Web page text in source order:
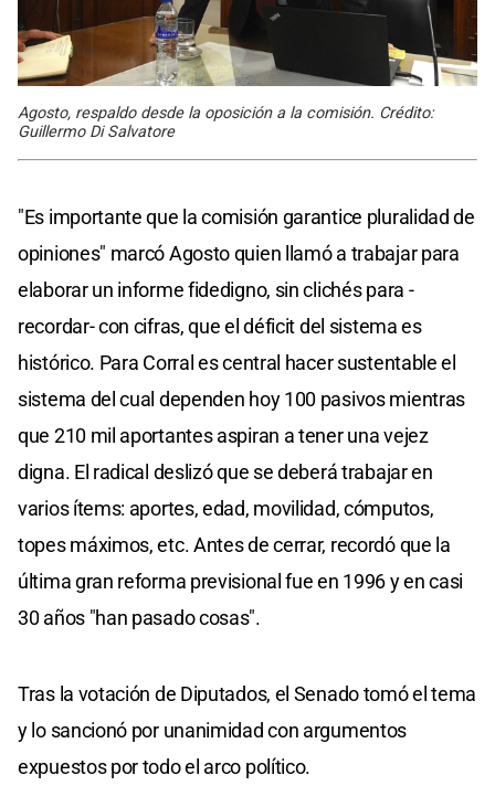
Agosto, respaldo desde la oposición a la comisión. Crédito:
Guillermo Di Salvatore
"Es importante que la comisión garantice pluralidad de
opiniones" marcó Agosto quien llamó a trabajar para
elaborar un informe fidedigno, sin clichés para -
recordar- con cifras, que el déficit del sistema es
histórico. Para Corral es central hacer sustentable el
sistema del cual dependen hoy 100 pasivos mientras
que 210 mil aportantes aspiran a tener una vejez
digna. El radical deslizó que se deberá trabajar en
varios ítems: aportes, edad, movilidad, cómputos,
topes máximos, etc. Antes de cerrar, recordó que la
última gran reforma previsional fue en 1996 y en casi
30 años "han pasado cosas".
Tras la votación de Diputados, el Senado tomó el tema
y lo sancionó por unanimidad con argumentos
expuestos por todo el arco político.